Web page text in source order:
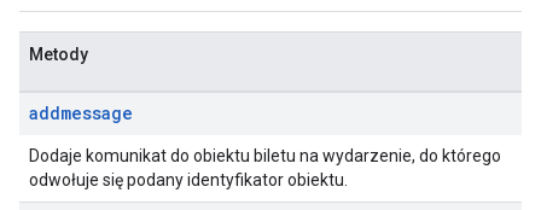
Metody
addmessage
Dodaje komunikat do obiektu biletu na wydarzenie, do którego
odwołuje się podany identyfikator obiektu.